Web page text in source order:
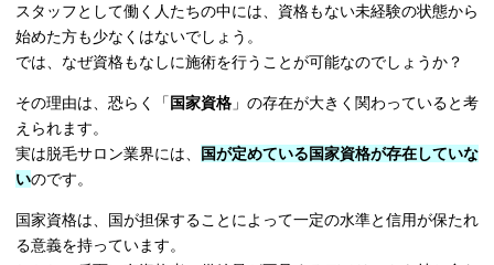
スタッフとして働く人たちの中には、資格もない未経験の状態から
始めた方も少なくはないでしょう。
では、なぜ資格もなしに施術を行うことが可能なのでしょうか？
その理由は、恐らく「国家資格 」の存在が大きく関わっていると考
えられます。
実は脱毛サロン業界には、 国が定めている国家資格が存在していな
いのです。
国家資格は、国が担保することによって一定の水準と信用が保たれ
る意義を持っています。